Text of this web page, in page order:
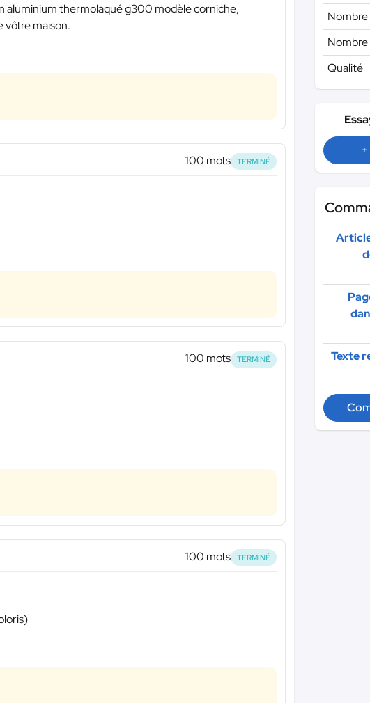
aluminium thermolaqué g300 modèle corniche,
vôtre maison.
100 mots TERMINÉ
100 mots TERMINÉ
100 mots TERMINÉ
Qualité
Texte